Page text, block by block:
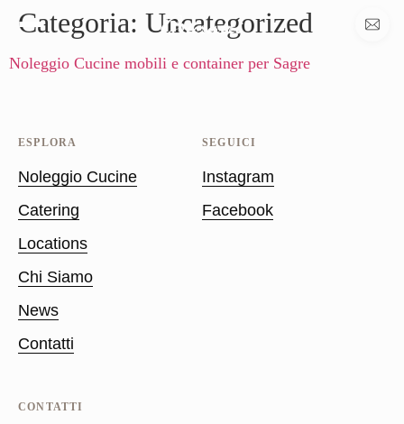
Categoria: Uncategorized
Noleggio Cucine mobili e container per Sagre
ESPLORA
Noleggio Cucine
Catering
Locations
Chi Siamo
News
Contatti
SEGUICI
Instagram
Facebook
CONTATTI